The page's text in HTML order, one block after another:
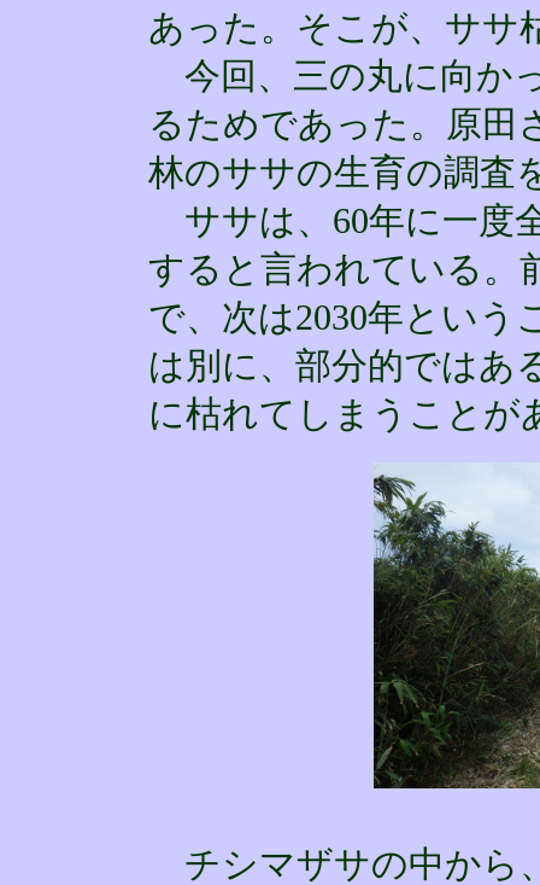
あった。そこが、ササ
今回、三の丸に向か
るためであった。原田
林のササの生育の調査
ササは、60年に一度
すると言われている。
で、次は2030年という
は別に、部分的ではあ
に枯れてしまうことが
チシマザサの中から